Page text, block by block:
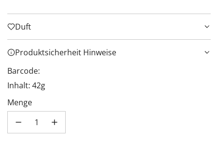
Duft
Produktsicherheit Hinweise
Barcode:
Inhalt: 42g
Menge